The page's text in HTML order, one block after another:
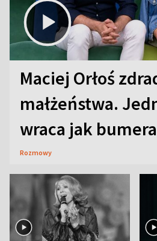
Maciej Orłoś
małżeństwa.
wraca jak
Rozmowy